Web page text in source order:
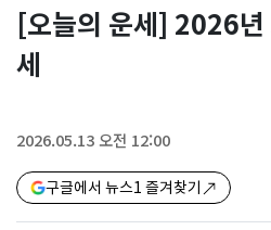
[오늘의 운세] 2026
세
2026.05.13 오전 12:00
구글에서 뉴스1 즐겨찾기